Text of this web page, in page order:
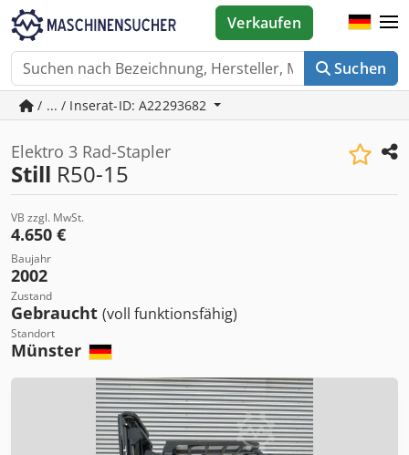
Suchen
Verkaufen
/ ... / Inserat-ID: A22293682
Elektro 3 Rad-Stapler
Still R50-15
VB zzgl. MwSt.
4.650 €
Baujahr
2002
Zustand
Gebraucht (voll funktionsfähig)
Standort
Münster